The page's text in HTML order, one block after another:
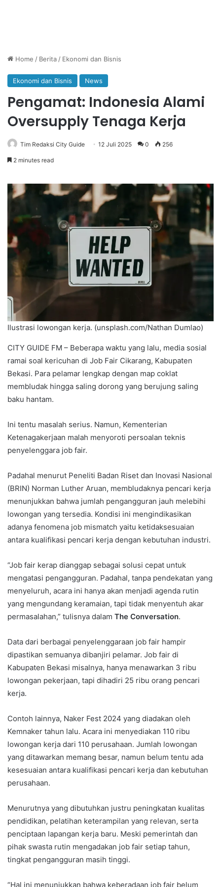
Home / Berita / Ekonomi dan Bisnis
Ekonomi dan Bisnis News
Pengamat: Indonesia Alami
Oversupply Tenaga Kerja
Tim Redaksi City Guide 12 Juli 2025 0 256
2 minutes read
Ilustrasi lowongan kerja. (unsplash.com/Nathan Dumlao)
CITY GUIDE FM – Beberapa waktu yang lalu, media sosial
ramai soal kericuhan di Job Fair Cikarang, Kabupaten
Bekasi. Para pelamar lengkap dengan map coklat
membludak hingga saling dorong yang berujung saling
baku hantam.
Ini tentu masalah serius. Namun, Kementerian
Ketenagakerjaan malah menyoroti persoalan teknis
penyelenggara job fair.
Padahal menurut Peneliti Badan Riset dan Inovasi Nasional
(BRIN) Norman Luther Aruan, membludaknya pencari kerja
menunjukkan bahwa jumlah pengangguran jauh melebihi
lowongan yang tersedia. Kondisi ini mengindikasikan
adanya fenomena job mismatch yaitu ketidaksesuaian
antara kualifikasi pencari kerja dengan kebutuhan industri.
“Job fair kerap dianggap sebagai solusi cepat untuk
mengatasi pengangguran. Padahal, tanpa pendekatan yang
menyeluruh, acara ini hanya akan menjadi agenda rutin
yang mengundang keramaian, tapi tidak menyentuh akar
permasalahan,” tulisnya dalam The Conversation.
Data dari berbagai penyelenggaraan job fair hampir
dipastikan semuanya dibanjiri pelamar. Job fair di
Kabupaten Bekasi misalnya, hanya menawarkan 3 ribu
lowongan pekerjaan, tapi dihadiri 25 ribu orang pencari
kerja.
Contoh lainnya, Naker Fest 2024 yang diadakan oleh
Kemnaker tahun lalu. Acara ini menyediakan 110 ribu
lowongan kerja dari 110 perusahaan. Jumlah lowongan
yang ditawarkan memang besar, namun belum tentu ada
kesesuaian antara kualifikasi pencari kerja dan kebutuhan
perusahaan.
Menurutnya yang dibutuhkan justru peningkatan kualitas
pendidikan, pelatihan keterampilan yang relevan, serta
penciptaan lapangan kerja baru. Meski pemerintah dan
pihak swasta rutin mengadakan job fair setiap tahun,
tingkat pengangguran masih tinggi.
“Hal ini menunjukkan bahwa keberadaan job fair belum